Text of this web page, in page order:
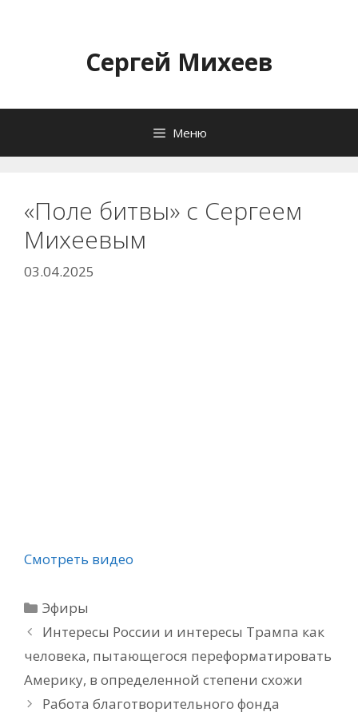
содержимомуСергей Михеев
Меню
«Поле битвы» с Сергеем
Михеевым
03.04.2025
Смотреть видео
Рубрики
Эфиры
Интересы России и интересы Трампа как
человека, пытающегося переформатировать
Америку, в определенной степени схожи
Работа благотворительного фонда